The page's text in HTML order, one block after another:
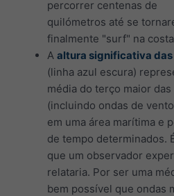
percorrer centenas de
quilómetros até se
finalmente "surf" na
A altura significativa das
(linha azul escura)
média do terço maior das
(incluindo ondas de
em uma área marítima e
de tempo determinados.
que um observador
relataria. Por ser uma
bem possível que ondas